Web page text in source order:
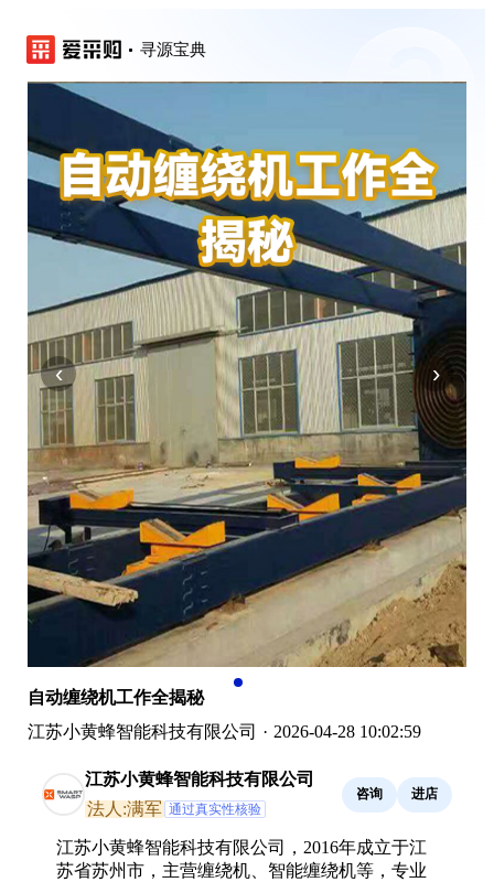
寻源宝典
‹ ›
自动缠绕机工作全揭秘
江苏小黄蜂智能科技有限公司 · 2026-04-28 10:02:59
江苏小黄蜂智能科技有限公司
法人:满军 通过真实性核验
咨询 进店
江苏小黄蜂智能科技有限公司，2016年成立于江
苏省苏州市，主营缠绕机、智能缠绕机等，专业